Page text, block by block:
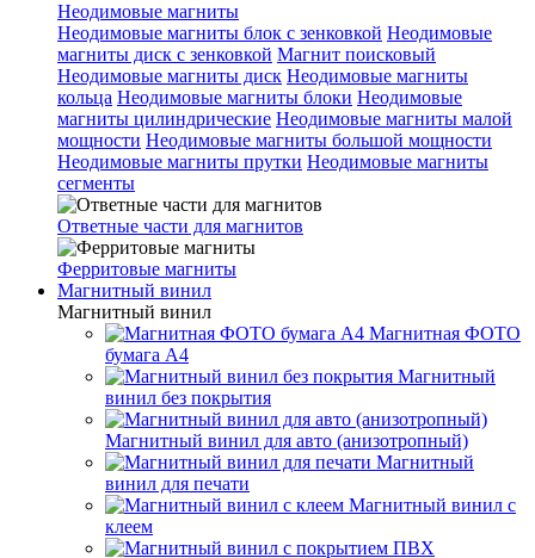
Неодимовые магниты
Неодимовые магниты блок с зенковкой Неодимовые
магниты диск с зенковкой Магнит поисковый
Неодимовые магниты диск Неодимовые магниты
кольца Неодимовые магниты блоки Неодимовые
магниты цилиндрические Неодимовые магниты малой
мощности Неодимовые магниты большой мощности
Неодимовые магниты прутки Неодимовые магниты
сегменты
Ответные части для магнитов
Ферритовые магниты
Магнитный винил
Магнитный винил
Магнитная ФОТО
бумага А4
Магнитный
винил без покрытия
Магнитный винил для авто (анизотропный)
Магнитный
винил для печати
Магнитный винил с
клеем